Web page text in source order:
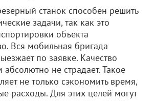
станок способен решить
задачи, так как это
объекта
Вся мобильная бригада
по заявке. Качество
абсолютно не страдает. Такое
не только сэкономить время,
расходы. Для этих целей могут